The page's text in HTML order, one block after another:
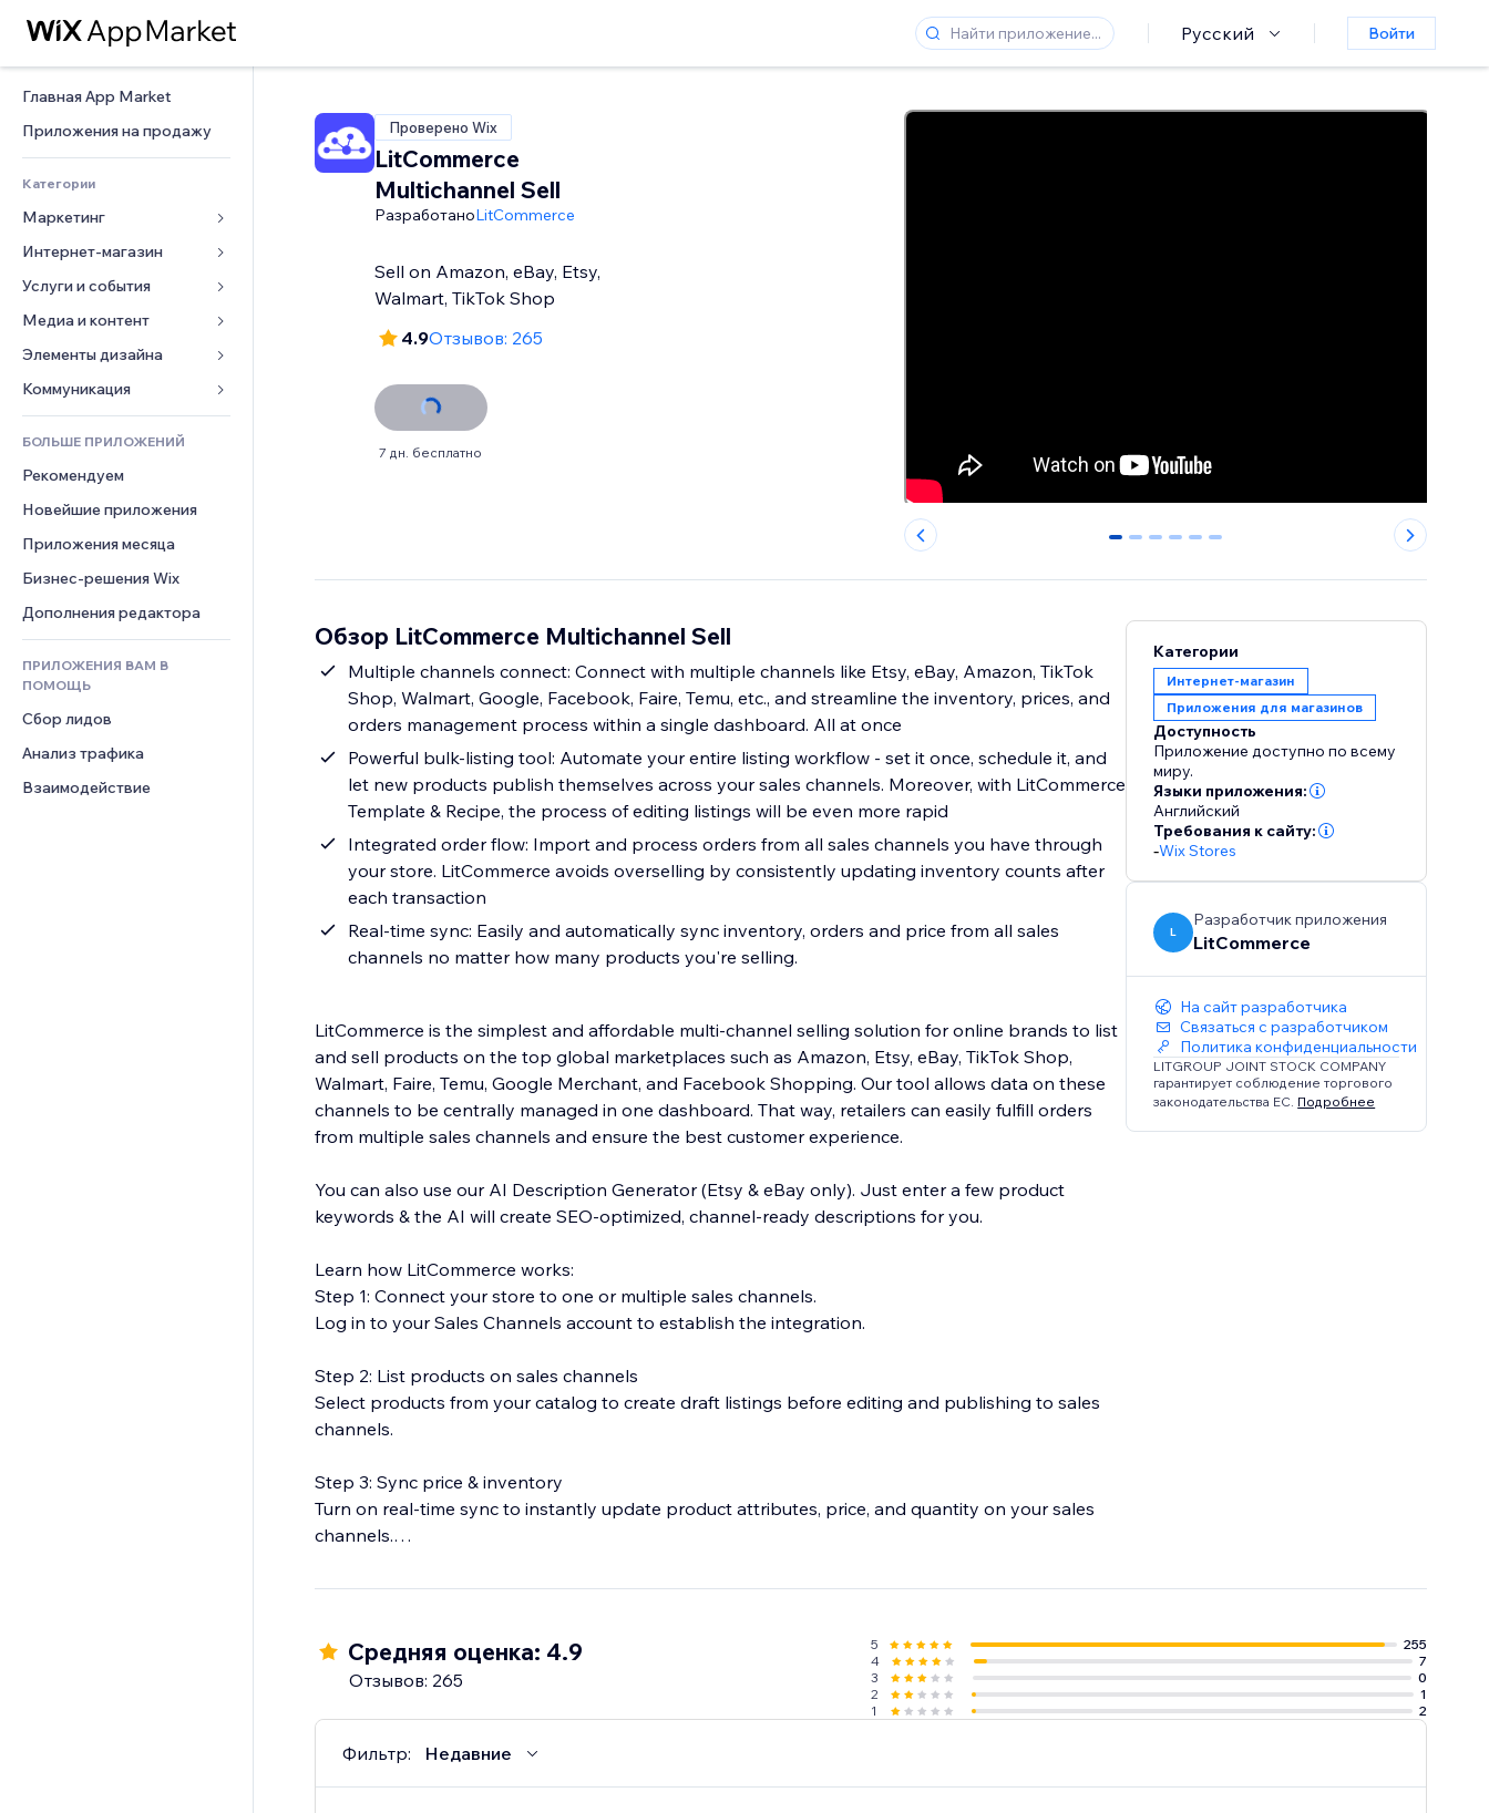
Русский Войти
Главная App Market
Приложения на продажу
Категории
Маркетинг
Реклама
Моб. версия
Веб-аналитика
Списки сайтов
Эл. почта
Интернет-магазин
Приложения для магазинов
Доставка
Кнопки продаж
Бухгалтерский учет
Купоны и лояльность
Складские услуги
Еда и напитки
Услуги и события
Отели
События
Рестораны
Недвижимость
Онлайн-запись
Медиа и контент
Галерея
Музыка
Подкасты
Фотография
Видео
PDF
Обмен файлами
Новости
Элементы дизайна
Карты и навигация
Конфиденциальность и
безопасность
Часы
Баннеры и значки
Калькуляторы
Погода
Графики и таблицы
Формы
Опросы
Чат
Комментарии
Телефон
Сообщество
Отзывы и комментарии
Управление отношениями с
клиентом (CRM)
БОЛЬШЕ ПРИЛОЖЕНИЙ
Рекомендуем
Новейшие приложения
Приложения месяца
Бизнес-решения Wix
Дополнения редактора
ПРИЛОЖЕНИЯ ВАМ В
ПОМОЩЬ
Сбор лидов
Анализ трафика
Взаимодействие
Проверено Wix
LitCommerce
Multichannel Sell
РазработаноLitCommerce
Sell on Amazon, eBay, Etsy,
Walmart, TikTok Shop
4.9Отзывов: 265
7 дн. бесплатно
0 1 2 3 4 5
Обзор LitCommerce Multichannel Sell
Multiple channels connect: Connect with multiple channels like Etsy, eBay, Amazon, TikTok
Shop, Walmart, Google, Facebook, Faire, Temu, etc., and streamline the inventory, prices, and
orders management process within a single dashboard. All at once
Powerful bulk-listing tool: Automate your entire listing workflow - set it once, schedule it, and
let new products publish themselves across your sales channels. Moreover, with LitCommerce
Template & Recipe, the process of editing listings will be even more rapid
Integrated order flow: Import and process orders from all sales channels you have through
your store. LitCommerce avoids overselling by consistently updating inventory counts after
each transaction
Real-time sync: Easily and automatically sync inventory, orders and price from all sales
channels no matter how many products you're selling.
LitCommerce is the simplest and affordable multi-channel selling solution for online brands to list
and sell products on the top global marketplaces such as Amazon, Etsy, eBay, TikTok Shop,
Walmart, Faire, Temu, Google Merchant, and Facebook Shopping. Our tool allows data on these
channels to be centrally managed in one dashboard. That way, retailers can easily fulfill orders
from multiple sales channels and ensure the best customer experience.
You can also use our AI Description Generator (Etsy & eBay only). Just enter a few product
keywords & the AI will create SEO-optimized, channel-ready descriptions for you.
Learn how LitCommerce works:
Step 1: Connect your store to one or multiple sales channels.
Log in to your Sales Channels account to establish the integration.
Step 2: List products on sales channels
Select products from your catalog to create draft listings before editing and publishing to sales
channels.
Step 3: Sync price & inventory
Turn on real-time sync to instantly update product attributes, price, and quantity on your sales
channels.
Step 4: Import & fulfill orders
Категории
Интернет-магазин
Приложения для магазинов
Доступность
Приложение доступно по всему
миру.
Языки приложения:
Английский
Требования к сайту:
-Wix Stores
L
Разработчик приложения
LitCommerce
На сайт разработчика
Связаться с разработчиком
Политика конфиденциальности
LITGROUP JOINT STOCK COMPANY
гарантирует соблюдение торгового
законодательства ЕС. Подробнее
Средняя оценка: 4.9
Отзывов: 265
5
255
4
7
3
0
2
1
1
2
Фильтр: Недавние